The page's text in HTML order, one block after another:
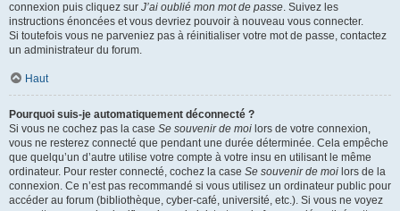
connexion puis cliquez sur J’ai oublié mon mot de passe. Suivez les
instructions énoncées et vous devriez pouvoir à nouveau vous connecter.
Si toutefois vous ne parveniez pas à réinitialiser votre mot de passe, contactez
un administrateur du forum.
Haut
Pourquoi suis-je automatiquement déconnecté ?
Si vous ne cochez pas la case Se souvenir de moi lors de votre connexion,
vous ne resterez connecté que pendant une durée déterminée. Cela empêche
que quelqu’un d’autre utilise votre compte à votre insu en utilisant le même
ordinateur. Pour rester connecté, cochez la case Se souvenir de moi lors de la
connexion. Ce n’est pas recommandé si vous utilisez un ordinateur public pour
accéder au forum (bibliothèque, cyber-café, université, etc.). Si vous ne voyez